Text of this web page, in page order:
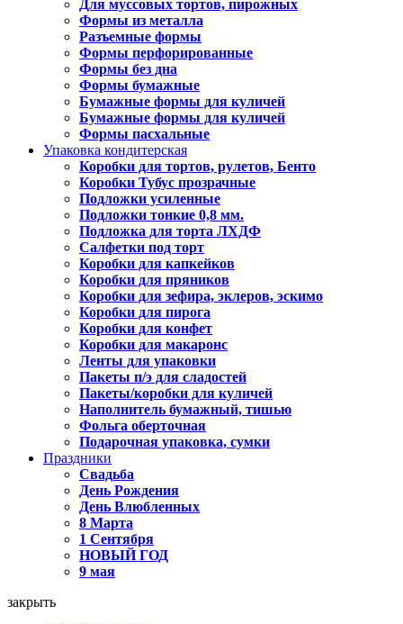
Для муссовых тортов, пирожных
Формы из металла
Разъемные формы
Формы перфорированные
Формы без дна
Формы бумажные
Бумажные формы для куличей
Бумажные формы для куличей
Формы пасхальные
Упаковка кондитерская
Коробки для тортов, рулетов, Бенто
Коробки Тубус прозрачные
Подложки усиленные
Подложки тонкие 0,8 мм.
Подложка для торта ЛХДФ
Салфетки под торт
Коробки для капкейков
Коробки для пряников
Коробки для зефира, эклеров, эскимо
Коробки для пирога
Коробки для конфет
Коробки для макаронс
Ленты для упаковки
Пакеты п/э для сладостей
Пакеты/коробки для куличей
Наполнитель бумажный, тишью
Фольга оберточная
Подарочная упаковка, сумки
Праздники
Свадьба
День Рождения
День Влюбленных
8 Марта
1 Сентября
НОВЫЙ ГОД
9 мая
закрыть